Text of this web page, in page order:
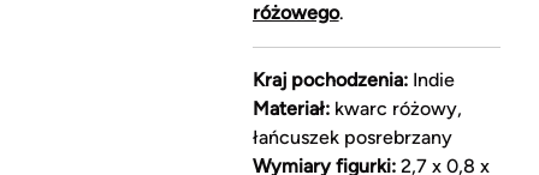
różowego.
Kraj pochodzenia:Indie
Materiał:kwarc różowy,
łańcuszek posrebrzany
Wymiary figurki:2,7 x 0,8 x